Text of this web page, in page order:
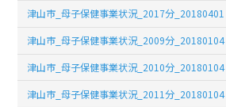
津山市_母子保健事業状況_2017分_20180401
津山市_母子保健事業状況_2009分_20180104
津山市_母子保健事業状況_2010分_20180104
津山市_母子保健事業状況_2011分_20180104